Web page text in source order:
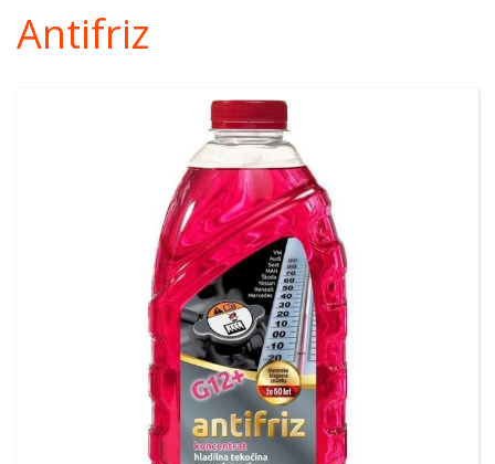
Antifriz